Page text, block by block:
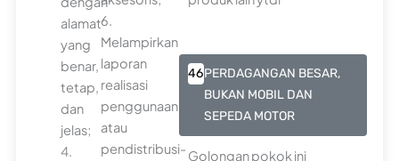
alamat
yang
benar,
tetap,
dan
jelas;
4.
6.
Melampirkan
laporan
realisasi
penggunaan
atau
pendistribusi-
46PERDAGANGAN BESAR,
BUKAN MOBIL DAN
SEPEDA MOTOR
Golongan pokok ini